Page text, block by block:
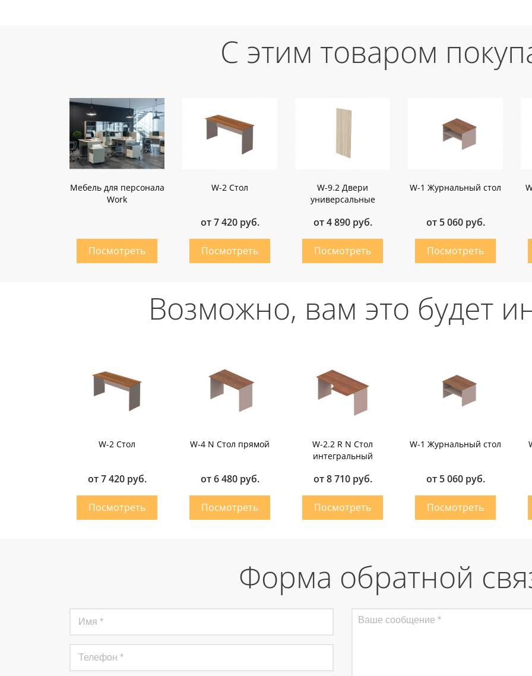
С этим товаром
Мебель для персонала
Work
W-2 Стол
от 7 420 руб.
W-9.2 Двери
универсальные
от 4 890 руб.
W-1 Журнальный стол
от 5 060 руб.
Возможно, вам это будет
W-2 Стол
от 7 420 руб.
W-4 N Стол прямой
от 6 480 руб.
W-2.2 R N Стол
интегральный
от 8 710 руб.
W-1 Журнальный стол
от 5 060 руб.
Форма обратной